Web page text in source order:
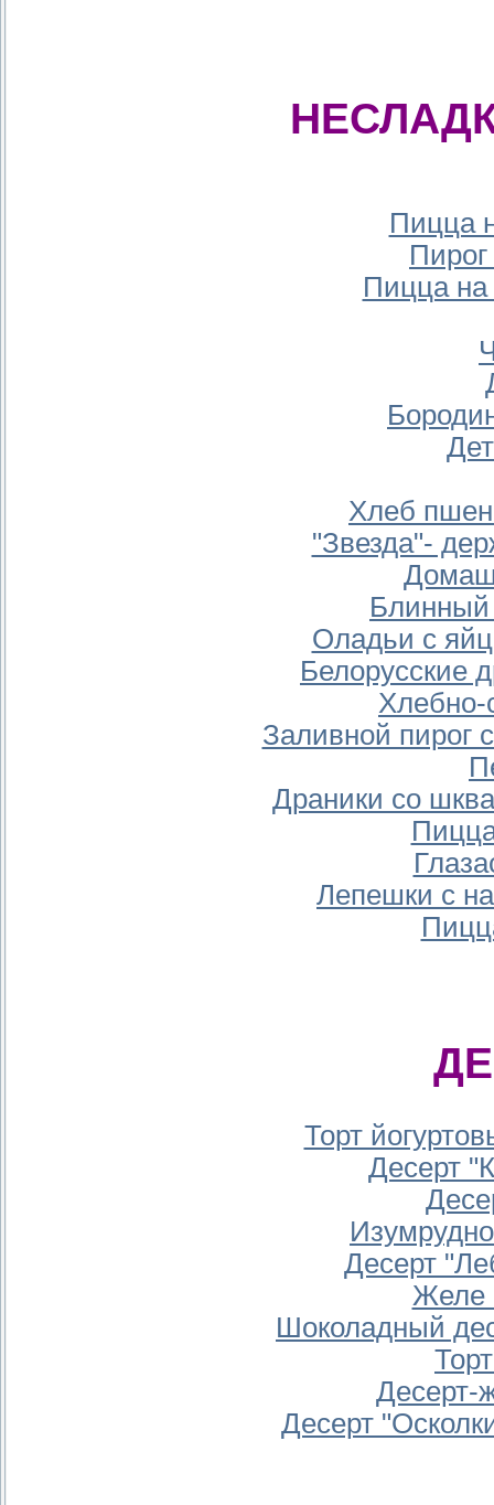
Пицца
Пицца на
Хлеб
"Звезда"-
Блинный
Оладьи с
Белорусские
Хлебно-
Заливной пирог
Драники со
Лепешки с
Торт
Десерт
Десерт
Желе
Шоколадный
Десерт-
Десерт